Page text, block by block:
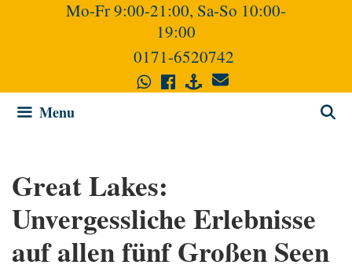
Mo-Fr 9:00-21:00, Sa-So 10:00-
19:00
0171-6520742
Menu
Great Lakes:
Unvergessliche Erlebnisse
auf allen fünf Großen Seen